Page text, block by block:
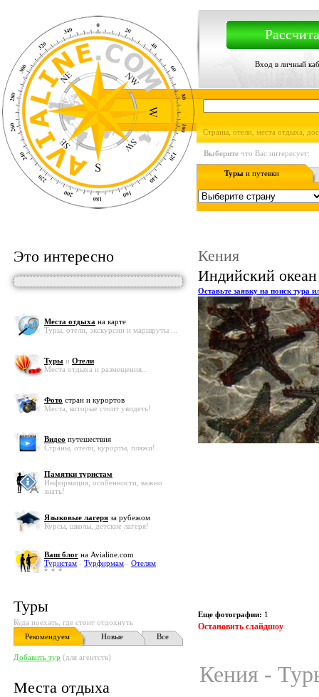
Вход в личный
Страны, отели, места отдыха,
Выберите что Вас интересует:
Туры и путевки
Это интересно
Места отдыха на карте
Туры, отели, экскурсии и маршруты ...
Туры и Отели
Места отдыха и размещения...
Фото стран и курортов
Места, которые стоит увидеть!
Видео путешествия
Страны, отели, курорты, пляжи!
Памятки туристам
Информация, особенности, важно
знать!
Языковые лагеря за рубежом
Курсы, школы, детские лагеря!
Ваш блог на Avialine.com
Туристам - Турфирмам - Отелям
Туры
Куда поехать, где стоит отдохнуть
Рекомендуем
Новые Все
Добавить тур (для агентств)
Места отдыха
Кения
Индийский
Оставьте заявку на поиск тура
Еще фотографии: 1
Остановить слайдшоу
Кения -